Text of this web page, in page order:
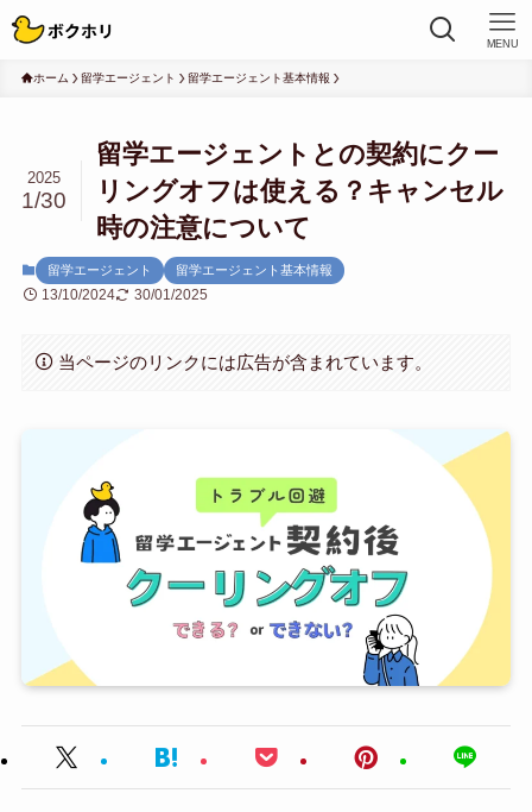
MENU
ホーム 留学エージェント 留学エージェント基本情報
留学エージェントとの契約にクー
リングオフは使える？キャンセル
時の注意について
2025
1/30
留学エージェント 留学エージェント基本情報
13/10/2024 30/01/2025
当ページのリンクには広告が含まれています。